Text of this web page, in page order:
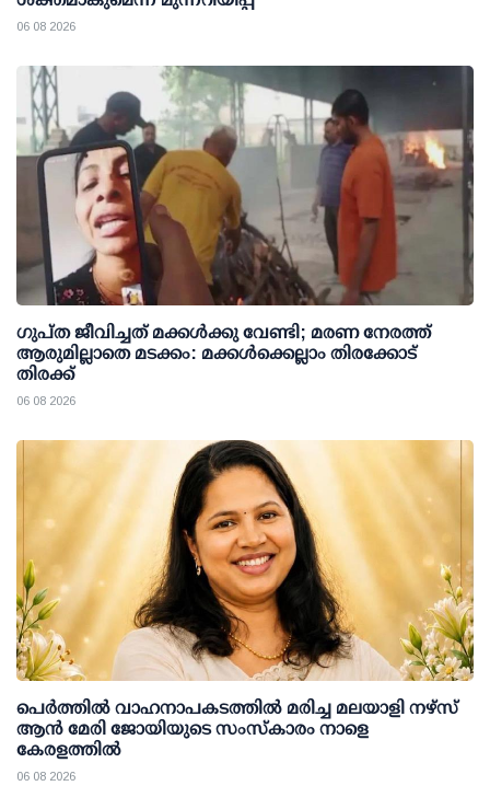
06 08 2026
ഗുപ്ത ജീവിച്ചത് മക്കള്‍ക്കു വേണ്ടി; മരണ നേരത്ത്
ആരുമില്ലാതെ മടക്കം: മക്കള്‍ക്കെല്ലാം തിരക്കോട്
തിരക്ക്
06 08 2026
പെർത്തിൽ വാഹനാപകടത്തിൽ മരിച്ച മലയാളി നഴ്സ്
ആൻ മേരി ജോയിയുടെ സംസ്കാരം നാളെ
കേരളത്തിൽ
06 08 2026